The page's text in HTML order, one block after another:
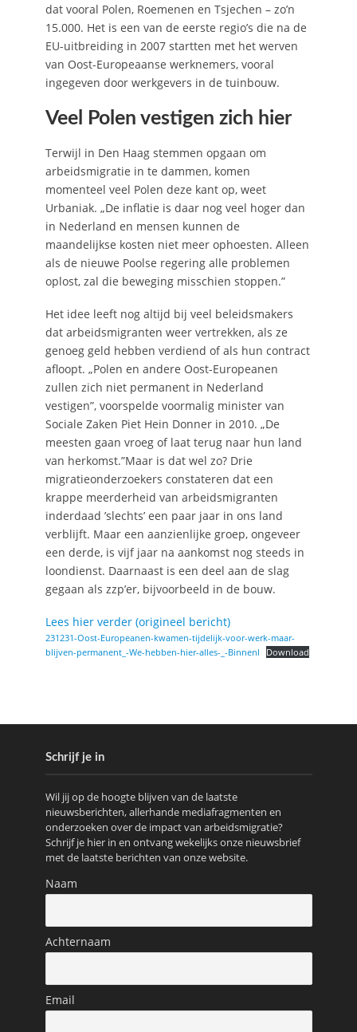
dat vooral Polen, Roemenen en Tsjechen – zo’n
15.000. Het is een van de eerste regio’s die na de
EU-uitbreiding in 2007 startten met het werven
van Oost-Europeaanse werknemers, vooral
ingegeven door werkgevers in de tuinbouw.
Veel Polen vestigen zich hier
Terwijl in Den Haag stemmen opgaan om
arbeidsmigratie in te dammen, komen
momenteel veel Polen deze kant op, weet
Urbaniak. „De inflatie is daar nog veel hoger dan
in Nederland en mensen kunnen de
maandelijkse kosten niet meer ophoesten. Alleen
als de nieuwe Poolse regering alle problemen
oplost, zal die beweging misschien stoppen.”
Het idee leeft nog altijd bij veel beleidsmakers
dat arbeidsmigranten weer vertrekken, als ze
genoeg geld hebben verdiend of als hun contract
afloopt. „Polen en andere Oost-Europeanen
zullen zich niet permanent in Nederland
vestigen”, voorspelde voormalig minister van
Sociale Zaken Piet Hein Donner in 2010. „De
meesten gaan vroeg of laat terug naar hun land
van herkomst.”Maar is dat wel zo? Drie
migratieonderzoekers constateren dat een
krappe meerderheid van arbeidsmigranten
inderdaad ’slechts’ een paar jaar in ons land
verblijft. Maar een aanzienlijke groep, ongeveer
een derde, is vijf jaar na aankomst nog steeds in
loondienst. Daarnaast is een deel aan de slag
gegaan als zzp’er, bijvoorbeeld in de bouw.
Lees hier verder (origineel bericht)
231231-Oost-Europeanen-kwamen-tijdelijk-voor-werk-maar-
blijven-permanent_-We-hebben-hier-alles-_-Binnenl
Download
Schrijf je in
Wil jij op de hoogte blijven van de laatste
nieuwsberichten, allerhande mediafragmenten en
onderzoeken over de impact van arbeidsmigratie?
Schrijf je hier in en ontvang wekelijks onze nieuwsbrief
met de laatste berichten van onze website.
Naam
Achternaam
Email